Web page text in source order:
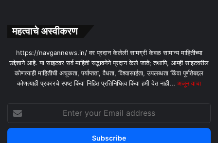
महत्वाचे अस्वीकरण
https://navgannews.in/ वर प्रदान केलेली सामग्री केवळ सामान्य माहितीच्या
उद्देशाने आहे. या साइटवर सर्व माहिती सद्भावनेने प्रदान केले जाते; तथापि, आम्ही साइटवरील
कोणत्याही माहितीची अचूकता, पर्याप्तता, वैधता, विश्वासार्हता, उपलब्धता किंवा पूर्णतेबद्दल
कोणत्याही प्रकारचे स्पष्ट किंवा निहित प्रतिनिधित्व किंवा हमी देत ​​नाही... अजून वाचा
your
Email